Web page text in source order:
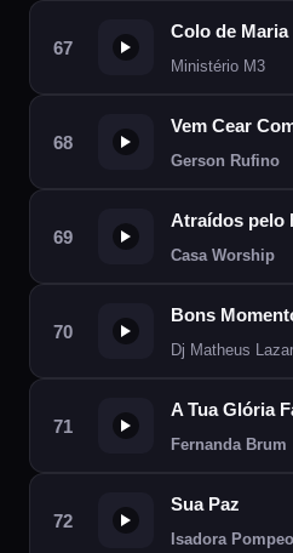
Colo de Maria
Ministério M3
Vem Cear
Gerson Rufino
Atraídos pelo
Casa Worship
Dj Matheus
A Tua Glória
Fernanda Brum
Sua Paz
Isadora Pompeo